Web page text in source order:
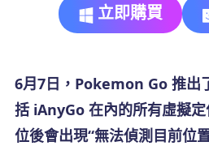
立即購買
6月7日，Pokemon Go 推出
括 iAnyGo 在內的所有虛擬
位後會出現“無法偵測目前位